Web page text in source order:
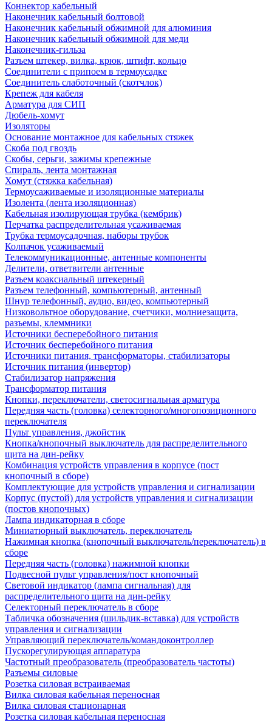
Коннектор кабельный
Наконечник кабельный болтовой
Наконечник кабельный обжимной для алюминия
Наконечник кабельный обжимной для меди
Наконечник-гильза
Разъем штекер, вилка, крюк, штифт, кольцо
Соединители с припоем в термоусадке
Соединитель слаботочный (скотчлок)
Крепеж для кабеля
Арматура для СИП
Дюбель-хомут
Изоляторы
Основание монтажное для кабельных стяжек
Скоба под гвоздь
Скобы, серьги, зажимы крепежные
Спираль, лента монтажная
Хомут (стяжка кабельная)
Термоусаживаемые и изоляционные материалы
Изолента (лента изоляционная)
Кабельная изолирующая трубка (кембрик)
Перчатка распределительная усаживаемая
Трубка термоусадочная, наборы трубок
Колпачок усаживаемый
Телекоммуникационные, антенные компоненты
Делители, ответвители антенные
Разъем коаксиальный штекерный
Разъем телефонный, компьютерный, антенный
Шнур телефонный, аудио, видео, компьютерный
Низковольтное оборудование, счетчики, молниезащита,
разъемы, клеммники
Источники бесперебойного питания
Источник бесперебойного питания
Источники питания, трансформаторы, стабилизаторы
Источник питания (инвертор)
Стабилизатор напряжения
Трансформатор питания
Кнопки, переключатели, светосигнальная арматура
Передняя часть (головка) селекторного/многопозиционного
переключателя
Пульт управления, джойстик
Кнопка/кнопочный выключатель для распределительного
щита на дин-рейку
Комбинация устройств управления в корпусе (пост
кнопочный в сборе)
Комплектующие для устройств управления и сигнализации
Корпус (пустой) для устройств управления и сигнализации
(постов кнопочных)
Лампа индикаторная в сборе
Миниатюрный выключатель, переключатель
Нажимная кнопка (кнопочный выключатель/переключатель) в
сборе
Передняя часть (головка) нажимной кнопки
Подвесной пульт управления/пост кнопочный
Световой индикатор (лампа сигнальная) для
распределительного щита на дин-рейку
Селекторный переключатель в сборе
Табличка обозначения (шильдик-вставка) для устройств
управления и сигнализации
Управляющий переключатель/командоконтроллер
Пускорегулирующая аппаратура
Частотный преобразователь (преобразователь частоты)
Разъемы силовые
Розетка силовая встраиваемая
Вилка силовая кабельная переносная
Вилка силовая стационарная
Розетка силовая кабельная переносная